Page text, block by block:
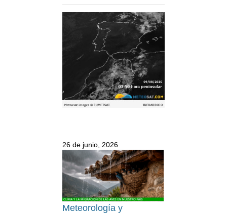
26 de junio, 2026
Meteorología y